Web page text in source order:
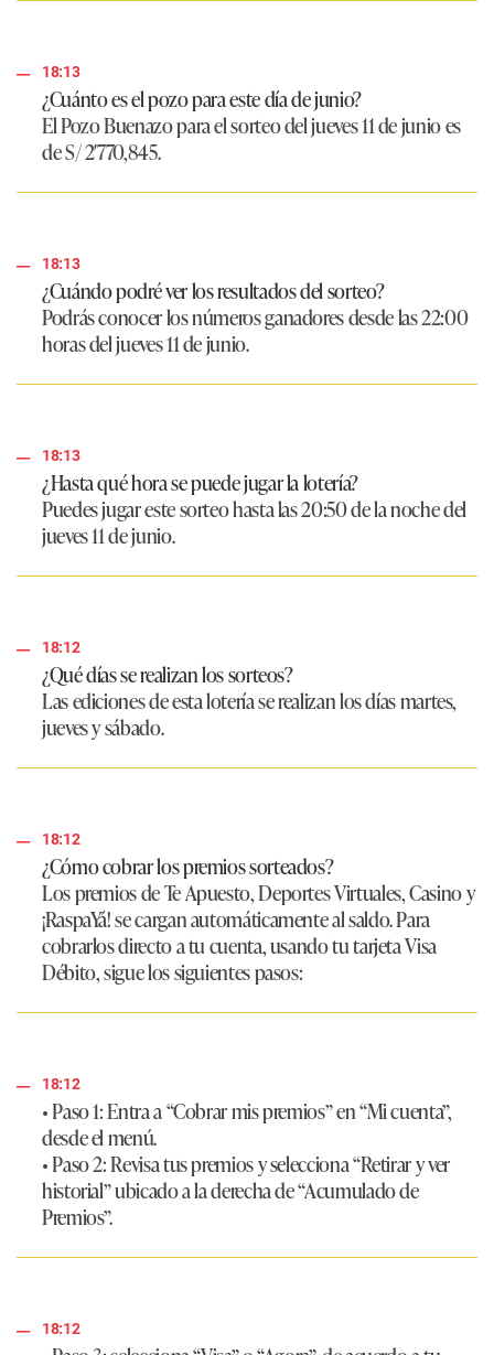
18:13
¿Cuánto es el pozo para este día de junio?
El Pozo Buenazo para el sorteo del jueves 11 de junio es
deS/ 2′770,845.
18:13
¿Cuándo podré ver los resultados del sorteo?
Podrás conocer los números ganadores desde las 22:00
horas del jueves 11 de junio.
18:13
¿Hasta qué hora se puede jugar la lotería?
Puedes jugar este sorteo hasta las 20:50 de la noche del
jueves 11 de junio.
18:12
¿Qué días se realizan los sorteos?
Las ediciones de esta lotería se realizan los días martes,
jueves y sábado.
18:12
¿Cómo cobrar los premios sorteados?
Los premios de Te Apuesto, Deportes Virtuales, Casino y
¡RaspaYá! se cargan automáticamente al saldo. Para
cobrarlos directo a tu cuenta, usando tu tarjeta Visa
Débito, sigue los siguientes pasos:
18:12
• Paso 1: Entra a “Cobrar mis premios” en “Mi cuenta”,
desde el menú.
• Paso 2: Revisa tus premios y selecciona “Retirar y ver
historial” ubicado a la derecha de “Acumulado de
Premios”.
18:12